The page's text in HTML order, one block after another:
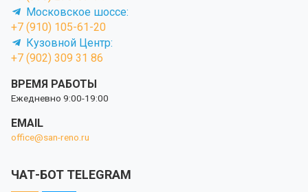
Московское шоссе:
+7 (910) 105-61-20
Кузовной Центр:
+7 (902) 309 31 86
ВРЕМЯ РАБОТЫ
Ежедневно 9:00-19:00
EMAIL
office@san-reno.ru
ЧАТ-БОТ TELEGRAM